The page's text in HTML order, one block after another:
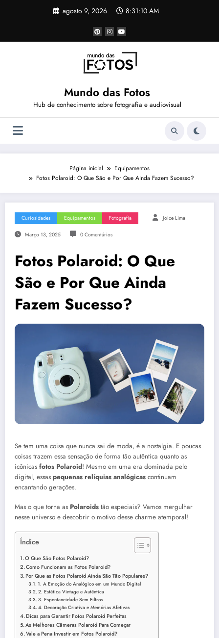
agosto 9, 2026 8:31:11 AM
Mundo das Fotos
Hub de conhecimento sobre fotografia e audiovisual
Página inicial
Equipamentos
Fotos Polaroid: O Que São e Por Que Ainda Fazem Sucesso?
Curiosidades Equipamentos Fotografia Joice Lima
Março 13, 2025 0 Comentários
Fotos Polaroid: O Que
São e Por Que Ainda
Fazem Sucesso?
Se tem uma coisa que nunca sai de moda, é a nostalgia. E poucas
coisas trazem essa sensação de forma tão autêntica quanto as
icônicas fotos Polaroid! Mesmo em uma era dominada pelo
digital, essas pequenas relíquias analógicas continuam
encantando gerações.
Mas o que torna as Polaroids tão especiais? Vamos mergulhar
nesse universo e descobrir o motivo desse charme atemporal!
Índice
O Que São Fotos Polaroid?
Como Funcionam as Fotos Polaroid?
Por Que as Fotos Polaroid Ainda São Tão Populares?
1. A Emoção do Analógico em um Mundo Digital
2. Estética Vintage e Autêntica
3. Espontaneidade Sem Filtros
4. Decoração Criativa e Memórias Afetivas
Dicas para Garantir Fotos Polaroid Perfeitas
As Melhores Câmeras Polaroid Para Começar
Vale a Pena Investir em Fotos Polaroid?